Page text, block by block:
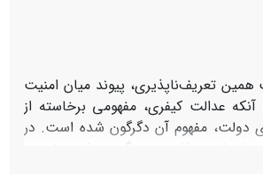
طبیعی کارکردها بر بنیادها اولویت
تعریف‌ناپذیری، پیوند میان امنیت
عدالت کیفری، مفهومی برخاسته از
دولت، مفهوم آن دگرگون شده است. در
انتزاعی داشت، پررنگ می‌شد، ولی در